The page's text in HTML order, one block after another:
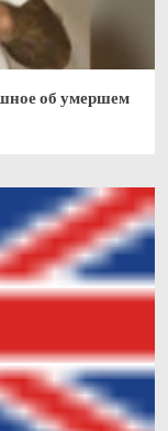
об умершем